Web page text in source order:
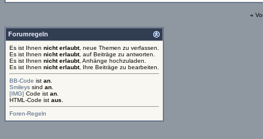
«
Forumregeln
Es ist Ihnen nicht erlaubt, neue Themen zu verfassen.
Es ist Ihnen nicht erlaubt, auf Beiträge zu antworten.
Es ist Ihnen nicht erlaubt, Anhänge hochzuladen.
Es ist Ihnen nicht erlaubt, Ihre Beiträge zu bearbeiten.
BB-Code ist an
Smileys sind an
[IMG] Code ist an
HTML-Code ist aus
Foren-Regeln